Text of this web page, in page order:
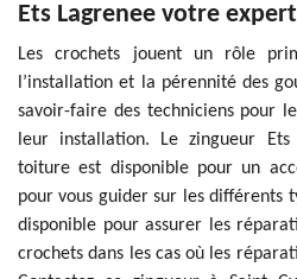
Ets Lagrenee votre
Les crochets jouent un rôle
l’installation et la pérennité des
savoir-faire des techniciens pour
leur installation. Le zingueur
toiture est disponible pour un
pour vous guider sur les différents
disponible pour assurer les
crochets dans les cas où les